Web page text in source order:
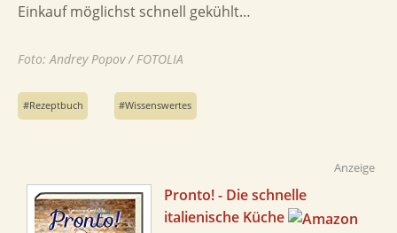
Einkauf möglichst schnell gekühlt…
Foto: Andrey Popov / FOTOLIA
Rezeptbuch Wissenswertes
Anzeige
Pronto! - Die schnelle
italienische Küche